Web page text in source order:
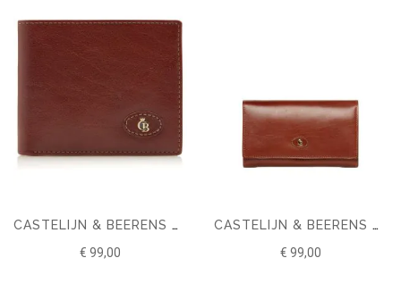
CASTELIJN & BEERENS GAUCHO BILLFOLD 9 CREDITCARDS
€ 99,00
CASTELIJN & BEERENS GAUCHO DAMES PORTEMONNEE
€ 99,00